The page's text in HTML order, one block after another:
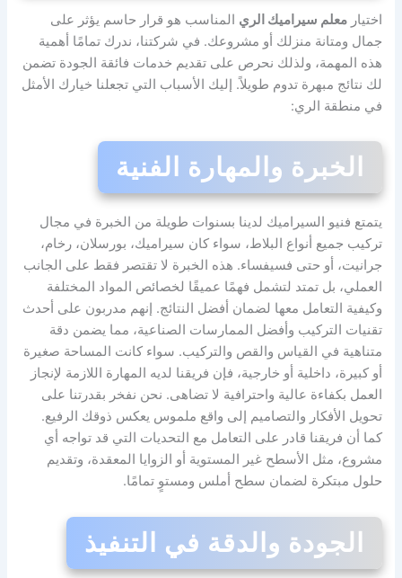
اختيارمعلم سيراميك الري المناسب هو قرار حاسم يؤثر على
جمال ومتانة منزلك أو مشروعك. في شركتنا، ندرك تمامًا أهمية
هذه المهمة، ولذلك نحرص على تقديم خدمات فائقة الجودة تضمن
لك نتائج مبهرة تدوم طويلاً. إليك الأسباب التي تجعلنا خيارك الأمثل
في منطقة الري:
الخبرة والمهارة الفنية
يتمتع فنيو السيراميك لدينا بسنوات طويلة من الخبرة في مجال
تركيب جميع أنواع البلاط، سواء كان سيراميك، بورسلان، رخام،
جرانيت، أو حتى فسيفساء. هذه الخبرة لا تقتصر فقط على الجانب
العملي، بل تمتد لتشمل فهمًا عميقًا لخصائص المواد المختلفة
وكيفية التعامل معها لضمان أفضل النتائج. إنهم مدربون على أحدث
تقنيات التركيب وأفضل الممارسات الصناعية، مما يضمن دقة
متناهية في القياس والقص والتركيب. سواء كانت المساحة صغيرة
أو كبيرة، داخلية أو خارجية، فإن فريقنا لديه المهارة اللازمة لإنجاز
العمل بكفاءة عالية واحترافية لا تضاهى. نحن نفخر بقدرتنا على
تحويل الأفكار والتصاميم إلى واقع ملموس يعكس ذوقك الرفيع.
كما أن فريقنا قادر على التعامل مع التحديات التي قد تواجه أي
مشروع، مثل الأسطح غير المستوية أو الزوايا المعقدة، وتقديم
حلول مبتكرة لضمان سطح أملس ومستوٍ تمامًا.
الجودة والدقة في التنفيذ